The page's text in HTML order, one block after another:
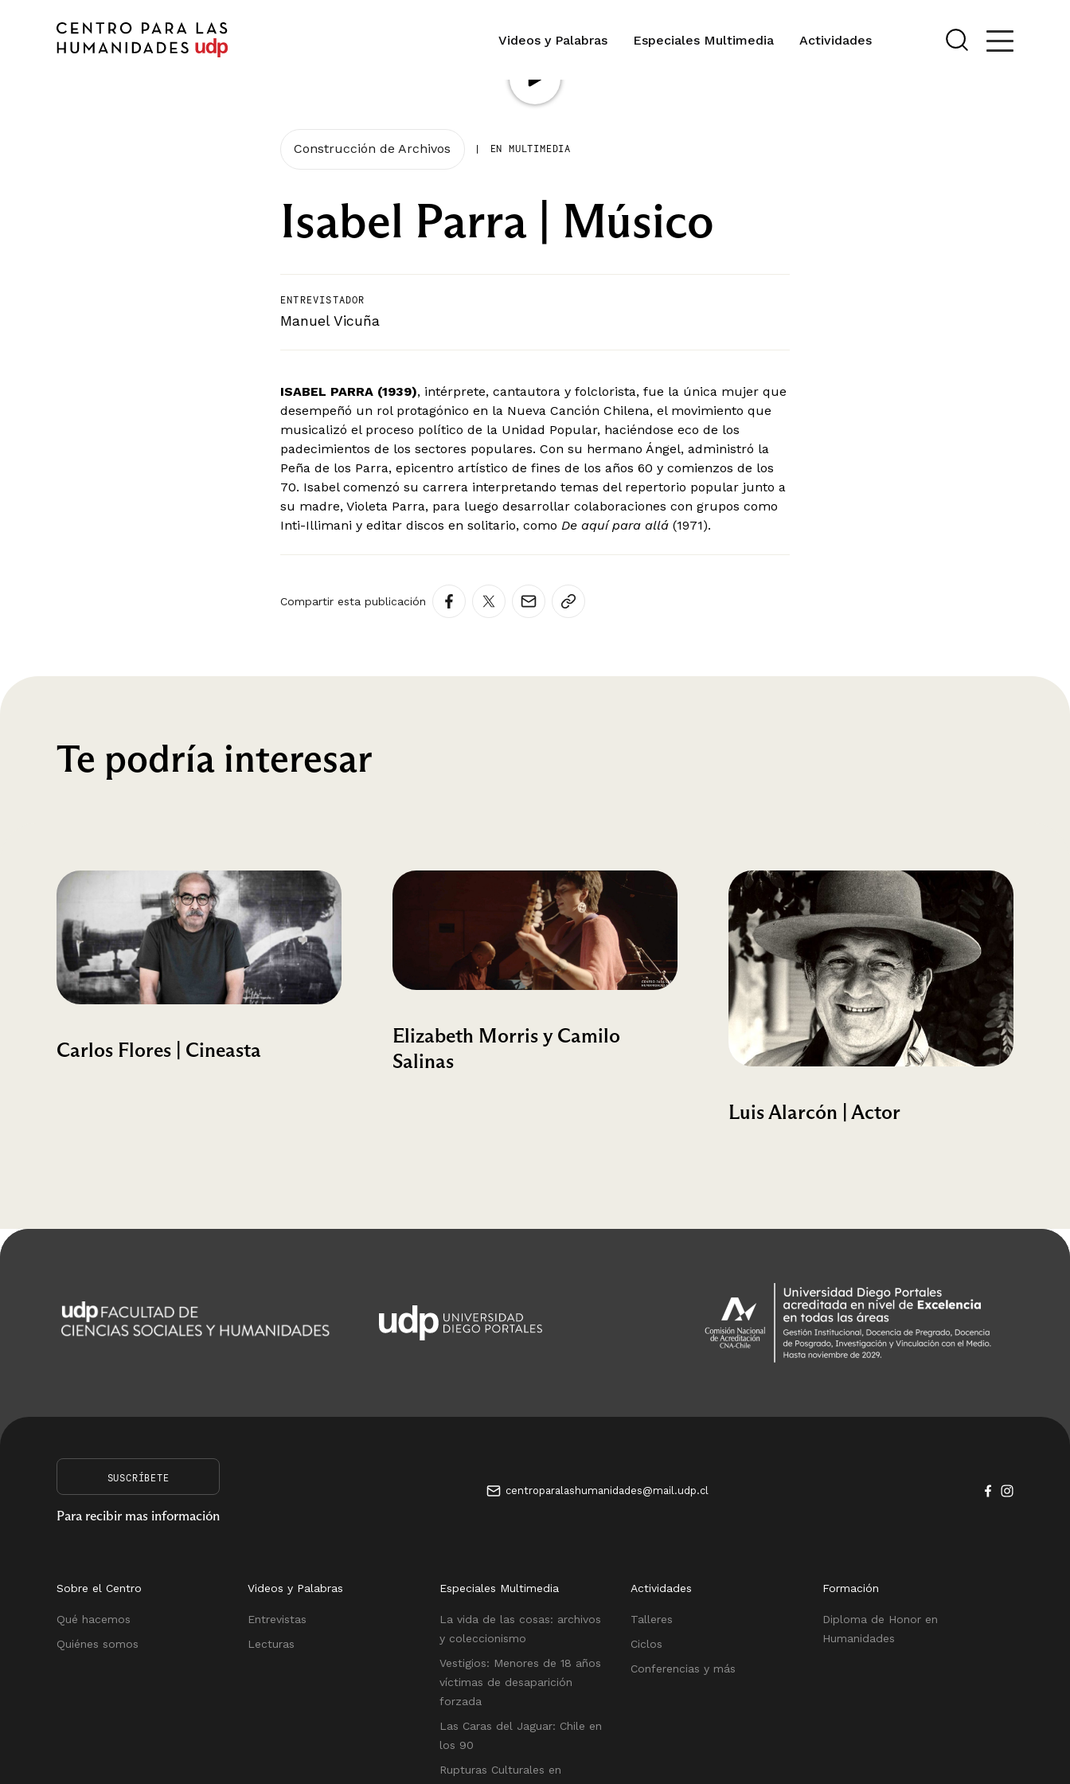
Videos y Palabras Especiales Multimedia Actividades
Construcción de Archivos | EN MULTIMEDIA
Isabel Parra | Músico
ENTREVISTADOR
Manuel Vicuña
ISABEL PARRA (1939), intérprete, cantautora y folclorista, fue la única mujer que
desempeñó un rol protagónico en la Nueva Canción Chilena, el movimiento que
musicalizó el proceso político de la Unidad Popular, haciéndose eco de los
padecimientos de los sectores populares. Con su hermano Ángel, administró la
Peña de los Parra, epicentro artístico de fines de los años 60 y comienzos de los
70. Isabel comenzó su carrera interpretando temas del repertorio popular junto a
su madre, Violeta Parra, para luego desarrollar colaboraciones con grupos como
Inti-Illimani y editar discos en solitario, como De aquí para allá (1971).
Compartir esta publicación
Te podría interesar
Carlos Flores | Cineasta
Elizabeth Morris y Camilo
Salinas
Luis Alarcón | Actor
SUSCRÍBETE
Para recibir mas información
centroparalashumanidades@mail.udp.cl
Sobre el Centro
Qué hacemos
Quiénes somos
Videos y Palabras
Entrevistas
Lecturas
Especiales Multimedia
La vida de las cosas: archivos
y coleccionismo
Vestigios: Menores de 18 años
víctimas de desaparición
forzada
Las Caras del Jaguar: Chile en
los 90
Rupturas Culturales en
Actividades
Talleres
Ciclos
Conferencias y más
Formación
Diploma de Honor en
Humanidades